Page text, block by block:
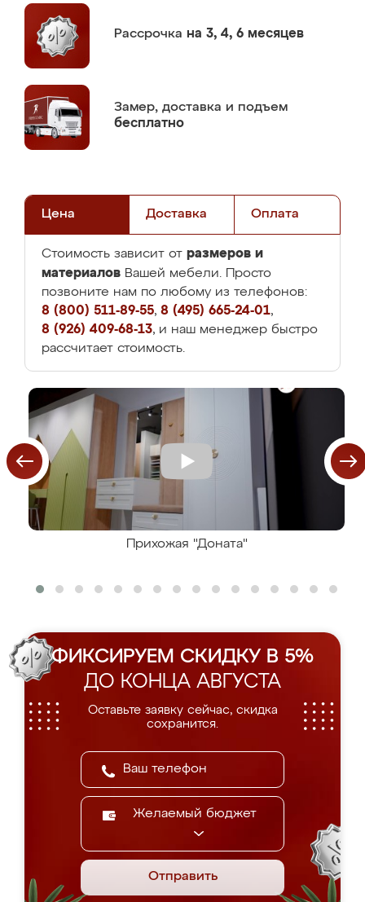
Рассрочка на 3, 4, 6 месяцев
Замер, доставка и подъем
бесплатно
Цена Доставка Оплата
Стоимость зависит от размеров и
материалов Вашей мебели. Просто
позвоните нам по любому из телефонов:
8 (800) 511-89-55, 8 (495) 665-24-01,
8 (926) 409-68-13, и наш менеджер быстро
рассчитает стоимость.
Прихожая "Доната"
ФИКСИРУЕМ СКИДКУ В 5%
ДО КОНЦА АВГУСТА
Оставьте заявку сейчас, скидка
сохранится.
Желаемый бюджет
Отправить